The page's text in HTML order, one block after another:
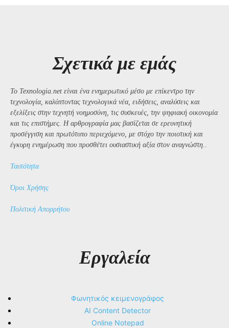
Σχετικά με εμάς
Το Texnologia.net είναι ένα ενημερωτικό μέσο με επίκεντρο την
τεχνολογία, καλύπτοντας τεχνολογικά νέα, ειδήσεις, αναλύσεις και
εξελίξεις στην τεχνητή νοημοσύνη, τις συσκευές, την ψηφιακή οικονομία
και τις επιστήμες. Η αρθρογραφία μας βασίζεται σε ερευνητική
προσέγγιση και πρωτότυπο περιεχόμενο, με στόχο την ποιοτική και
έγκυρη ενημέρωση που προσθέτει ουσιαστική αξία στον αναγνώστη..
Ταυτότητα
Όροι Χρήσης
Πολιτική Απορρήτου
Εργαλεία
Φωνητικός κειμενογράφος
AI Content Detector
Online Notepad